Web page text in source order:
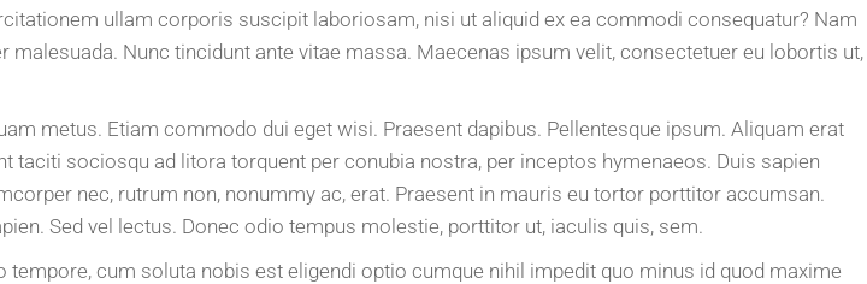
ullam corporis suscipit laboriosam, nisi ut aliquid ex ea commodi consequatur? Nam
Nunc tincidunt ante vitae massa. Maecenas ipsum velit, consectetuer eu lobortis ut,
metus. Etiam commodo dui eget wisi. Praesent dapibus. Pellentesque ipsum. Aliquam erat
sociosqu ad litora torquent per conubia nostra, per inceptos hymenaeos. Duis sapien
nec, rutrum non, nonummy ac, erat. Praesent in mauris eu tortor porttitor accumsan.
Sed vel lectus. Donec odio tempus molestie, porttitor ut, iaculis quis, sem.
cum soluta nobis est eligendi optio cumque nihil impedit quo minus id quod maxime